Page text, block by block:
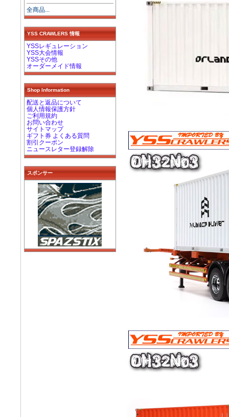
全商品...
YSS CRAWLERS 情報
YSSレギュレーション
YSS大会情報
YSSその他
オーダーメイド情報
Shop Information
配送と返品について
個人情報保護方針
ご利用規約
お問い合わせ
サイトマップ
ギフト券 よくある質問
割引クーポン
ニュースレター登録解除
スポンサー